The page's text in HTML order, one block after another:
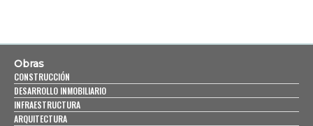
Obras
CONSTRUCCIÓN
DESARROLLO INMOBILIARIO
INFRAESTRUCTURA
ARQUITECTURA